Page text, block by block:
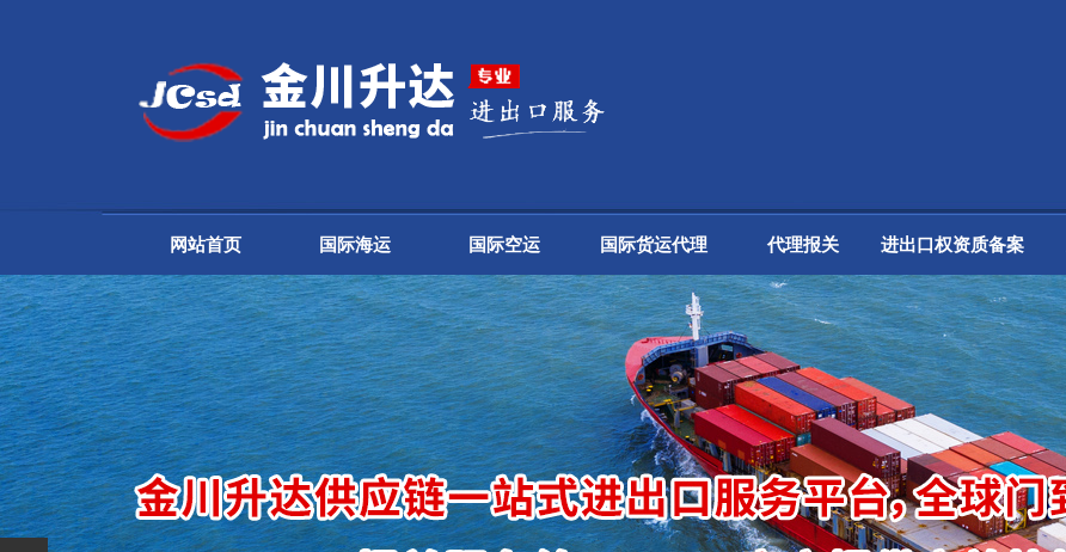
网站首页 国际海运 国际空运 国际货运代理
铁路运输、海铁联运
国际快递
国际搬家
代理报关 进出口权资质备案
进出口权申请
进口收货人备案
ATA单证
原产地证
自动进口许可证